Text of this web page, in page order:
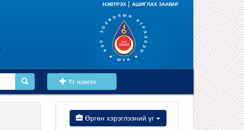
НЭВТРЭХ АШИГЛАХ ЗААВАР
Үг нэмэх
Өргөн хэрэглээний үг